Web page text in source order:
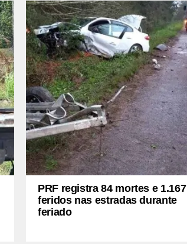
PRF registra 84 mortes e 1.167
feridos nas estradas durante
feriado